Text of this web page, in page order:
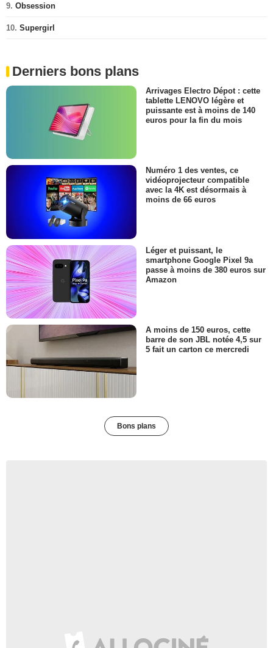
9. Obsession
10. Supergirl
Derniers bons plans
Arrivages Electro Dépot : cette
tablette LENOVO légère et
puissante est à moins de 140
euros pour la fin du mois
Numéro 1 des ventes, ce
vidéoprojecteur compatible
avec la 4K est désormais à
moins de 66 euros
Léger et puissant, le
smartphone Google Pixel 9a
passe à moins de 380 euros sur
Amazon
A moins de 150 euros, cette
barre de son JBL notée 4,5 sur
5 fait un carton ce mercredi
Bons plans